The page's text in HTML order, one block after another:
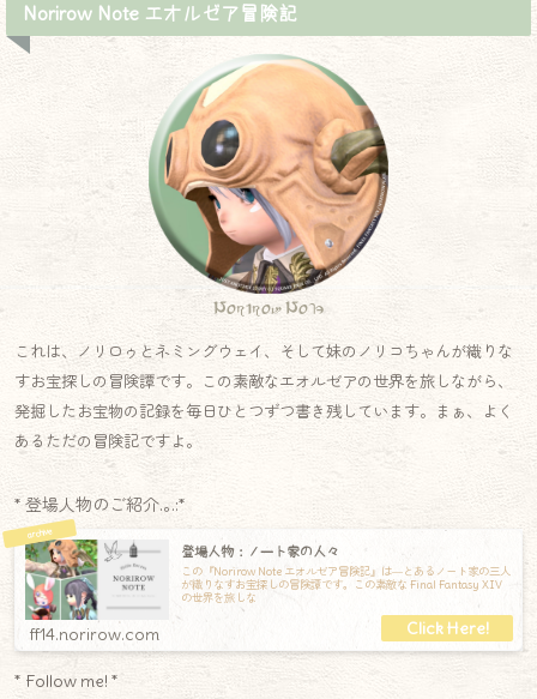
Norirow Note エオルゼア冒険記
Norirow Note
これは、ノリロゥとネミングウェイ、そして妹のノリコちゃんが織りな
すお宝探しの冒険譚です。この素敵なエオルゼアの世界を旅しながら、
発掘したお宝物の記録を毎日ひとつずつ書き残しています。まぁ、よく
あるただの冒険記ですよ。
* 登場人物のご紹介.｡.:*
登場人物：ノート家の人々
この『Norirow Note エオルゼア冒険記』は―とあるノート家の三人
が織りなすお宝探しの冒険譚です。この素敵な Final Fantasy XIV
の世界を旅しな
ff14.norirow.com
* Follow me! *